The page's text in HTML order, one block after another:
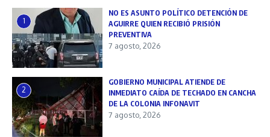
1
NO ES ASUNTO POLÍTICO DETENCIÓN DE
AGUIRRE QUIEN RECIBIÓ PRISIÓN
PREVENTIVA
7 agosto, 2026
2
GOBIERNO MUNICIPAL ATIENDE DE
INMEDIATO CAÍDA DE TECHADO EN CANCHA
DE LA COLONIA INFONAVIT
7 agosto, 2026